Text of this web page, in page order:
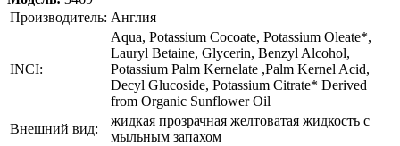
Производитель: Англия
INCI:
Aqua, Potassium Cocoate, Potassium Oleate*,
Lauryl Betaine, Glycerin, Benzyl Alcohol,
Potassium Palm Kernelate ,Palm Kernel Acid,
Decyl Glucoside, Potassium Citrate* Derived
from Organic Sunflower Oil
Внешний вид:
жидкая прозрачная желтоватая жидкость с
мыльным запахом